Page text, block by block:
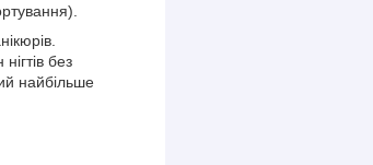
без
найбільше